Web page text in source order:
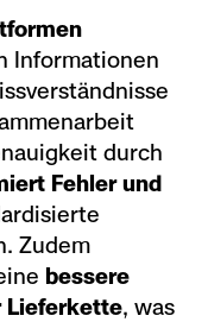
Informationen
durch
Fehler und
Zudem
bessere
Lieferkette, was